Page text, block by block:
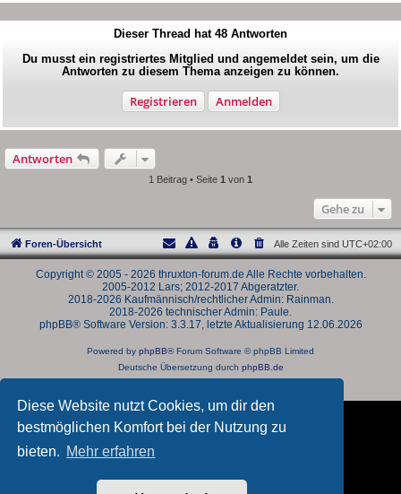
Diese Website nutzt Cookies, um dir den
bestmöglichen Komfort bei der Nutzung zu
bieten. Mehr erfahren
Dieser Thread hat 48 Antworten
Du musst ein registriertes Mitglied und angemeldet sein, um die
Antworten zu diesem Thema anzeigen zu können.
Registrieren Anmelden
Antworten
1 Beitrag • Seite 1 von 1
Gehe zu
Foren-Übersicht Alle Zeiten sind UTC+02:00
Copyright © 2005 - 2026 thruxton-forum.de Alle Rechte vorbehalten.
2005-2012 Lars; 2012-2017 Abgeratzter.
2018-2026 Kaufmännisch/rechtlicher Admin: Rainman.
2018-2026 technischer Admin: Paule.
phpBB® Software Version: 3.3.17, letzte Aktualisierung 12.06.2026
Powered by phpBB® Forum Software © phpBB Limited
Deutsche Übersetzung durch phpBB.de